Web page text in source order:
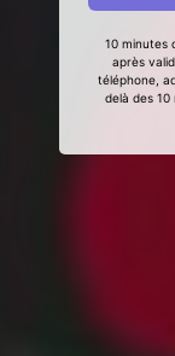
10 minutes
après
téléphone,
delà des